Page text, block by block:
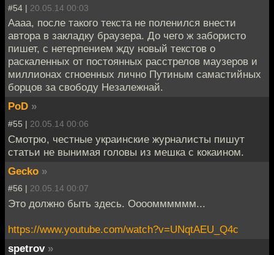
#54 | 20.05.14 00:03
Аааа, после такого текста не поленился внести
автора в закладку браузера. До чего ж забористо
пишет, с нетерпением жду новый текстов о
раскаленных от постоянных расстрелов маузеров и
миллионах сгноенных лично Путиным самастийных
борцов за свободу Незалежнай.
PoD »
#55 | 20.05.14 00:06
Смотрю, честные украинские журналисты пишут
статьи не вынимая головы из мешка с кокаином.
Gecko »
#56 | 20.05.14 00:07
Это должно быть здесь. Оооомммммм...
https://www.youtube.com/watch?v=UNqtAEU_Q4c
spetrov »